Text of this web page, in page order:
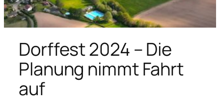
Dorffest 2024 – Die
Planung nimmt Fahrt
auf